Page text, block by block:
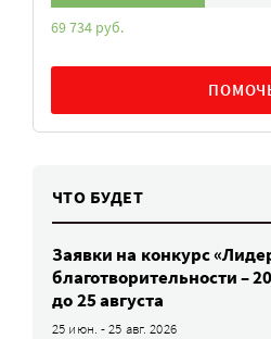
69 734 руб.
ЧТО БУДЕТ
Заявки на конкурс
благотворительности –
до 25 августа
25 июн. - 25 авг. 2026